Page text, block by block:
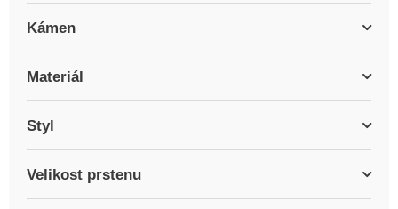
Kámen
Materiál
Styl
Velikost prstenu